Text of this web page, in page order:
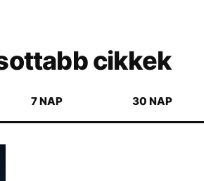
cikkek
7 NAP 30 NAP